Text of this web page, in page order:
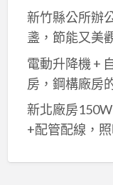
新竹縣公所辦
盞，節能又美
電動升降機 +
房，鋼構廠房
新北廠房
+配管配線，